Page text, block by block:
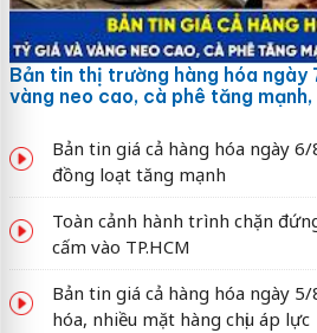
Bản tin thị trường hàng hóa
vàng neo cao, cà phê tăng
Bản tin giá cả hàng hóa ngày
đồng loạt tăng mạnh
Toàn cảnh hành trình chặn
cấm vào TP.HCM
Bản tin giá cả hàng hóa ngày
hóa, nhiều mặt hàng chịu áp lực